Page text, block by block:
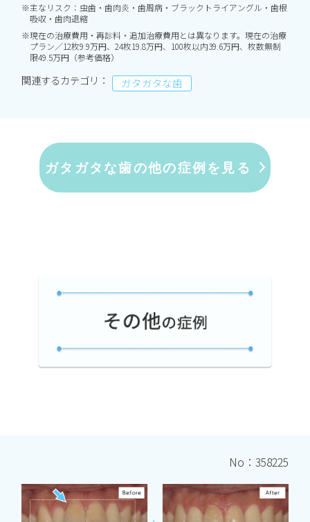
※主なリスク：虫歯・歯肉炎・歯周病・ブラックトライアングル・歯根
吸収・歯肉退縮
※現在の治療費用・再診料・追加治療費用とは異なります。現在の治療
プラン／12枚9.9万円、24枚19.8万円、100枚以内39.6万円、枚数無制
限49.5万円（参考価格）
関連するカテゴリ： ガタガタな歯
ガタガタな歯の他の症例を見る
No：358225